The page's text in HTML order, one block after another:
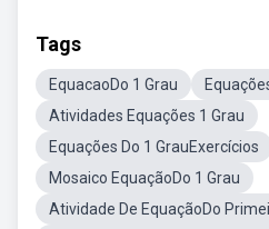
Tags
EquacaoDo 1 Grau
Atividades Equações 1 Grau
Equações Do 1 GrauExercícios
Mosaico EquaçãoDo 1 Grau
Atividade De EquaçãoDo